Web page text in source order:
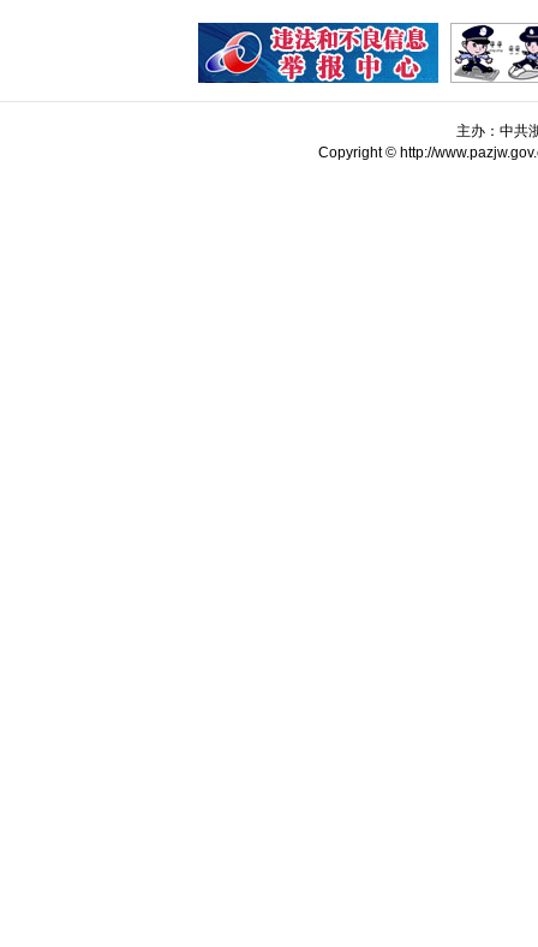
主办：中共
Copyright © http://